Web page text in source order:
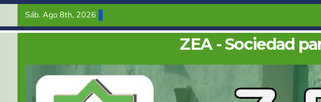
Saltar
Sáb. Ago 8th, 2026
ZEA - Sociedad